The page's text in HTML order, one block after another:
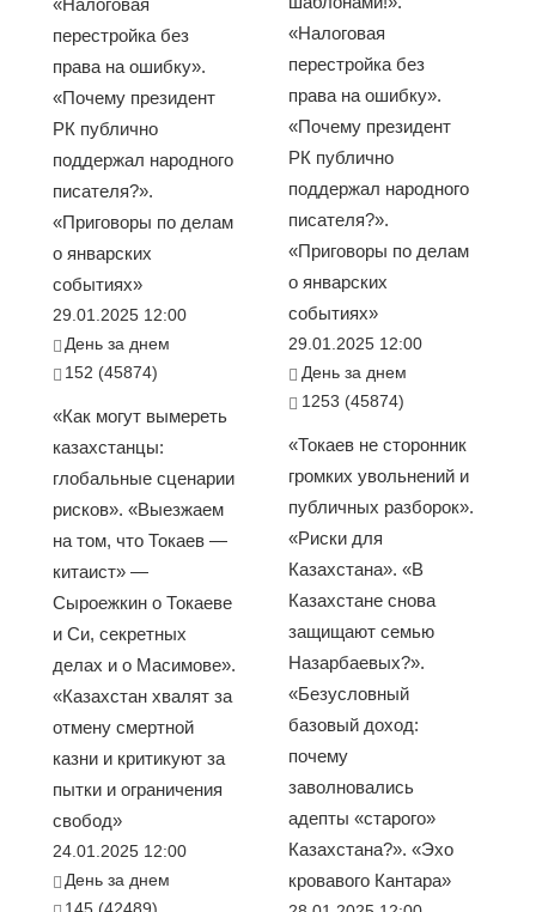
«Налоговая
перестройка без
права на ошибку».
«Почему президент
РК публично
поддержал народного
писателя?».
«Приговоры по делам
о январских
событиях»
29.01.2025 12:00
День за днем
152 (45874)
«Как могут вымереть
казахстанцы:
глобальные сценарии
рисков». «Выезжаем
на том, что Токаев —
китаист» —
Сыроежкин о Токаеве
и Си, секретных
делах и о Масимове».
«Казахстан хвалят за
отмену смертной
казни и критикуют за
пытки и ограничения
свобод»
24.01.2025 12:00
День за днем
«Налоговая
перестройка без
права на ошибку».
«Почему президент
РК публично
поддержал народного
писателя?».
«Приговоры по делам
о январских
событиях»
29.01.2025 12:00
День за днем
1253 (45874)
«Токаев не сторонник
громких увольнений и
публичных разборок».
«Риски для
Казахстана». «В
Казахстане снова
защищают семью
Назарбаевых?».
«Безусловный
базовый доход:
почему
заволновались
адепты «старого»
Казахстана?». «Эхо
кровавого Кантара»